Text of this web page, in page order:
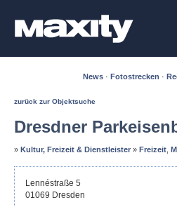
News · Fotostrecken ·
zurück zur Objektsuche
Dresdner
» Kultur, Freizeit & Dienstleister » Freizeit
Lennéstraße 5
01069 Dresden